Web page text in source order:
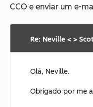
CCO e enviar um e-
Re: Neville < >
Olá, Neville.
Obrigado por me